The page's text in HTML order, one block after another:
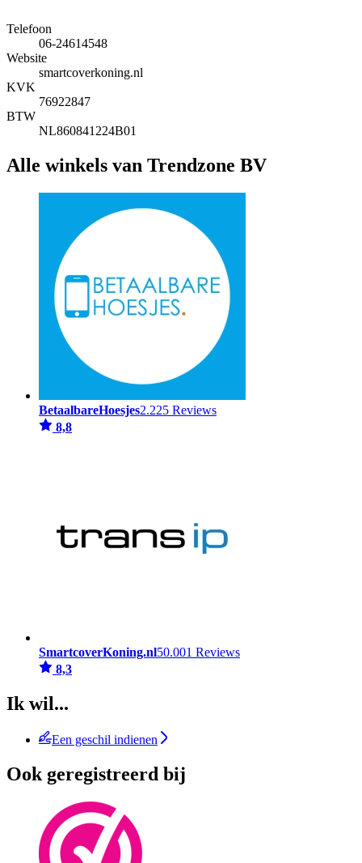
Telefoon
06-24614548
Website
smartcoverkoning.nl
KVK
76922847
BTW
NL860841224B01
Alle winkels van Trendzone BV
BetaalbareHoesjes2.225 Reviews
8,8
SmartcoverKoning.nl50.001 Reviews
8,3
Ik wil...
Een geschil indienen
Ook geregistreerd bij